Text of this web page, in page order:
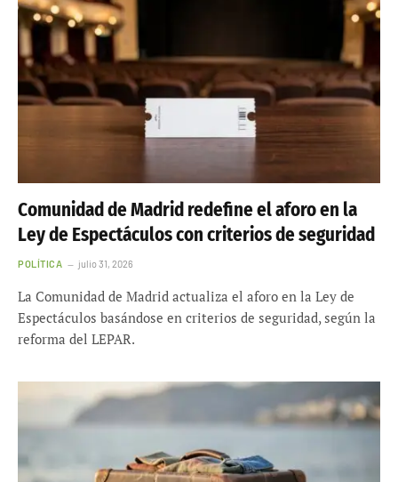
Comunidad de Madrid redefine el aforo en la
Ley de Espectáculos con criterios de seguridad
POLÍTICA julio 31, 2026
La Comunidad de Madrid actualiza el aforo en la Ley de
Espectáculos basándose en criterios de seguridad, según la
reforma del LEPAR.